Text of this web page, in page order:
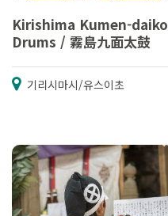
Kirishima Kumen-daiko
Drums / 霧島九面太鼓
기리시마시/유스이초